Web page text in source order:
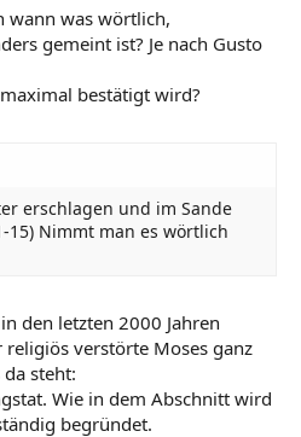
wann was wörtlich,
gemeint ist? Je nach Gusto
bestätigt wird?
erschlagen und im Sande
15) Nimmt man es wörtlich
den letzten 2000 Jahren
verstörte Moses ganz
steht:
Wie in dem Abschnitt wird
begründet.